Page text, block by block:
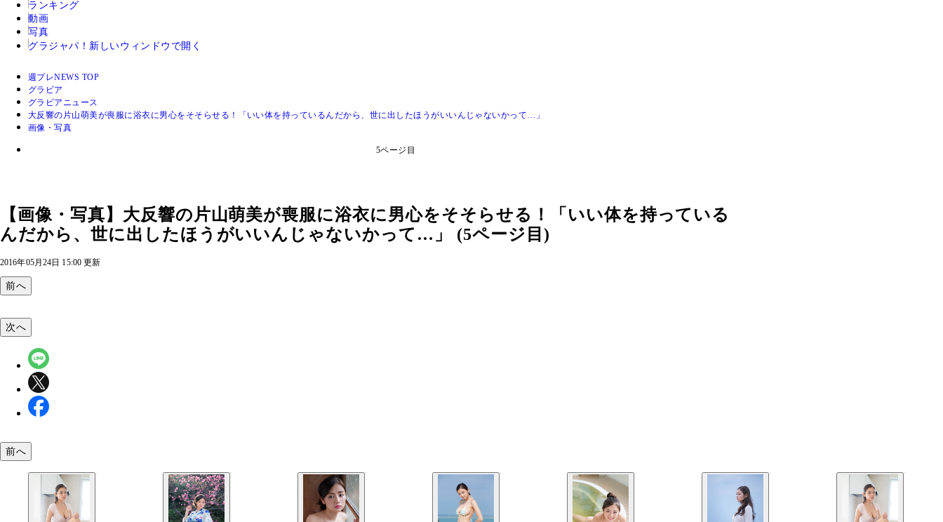
ランキング
動画
写真
グラジャパ！ 新しいウィンドウで開く
週プレNEWS TOP
グラビア
グラビアニュース
大反響の片山萌美が喪服に浴衣に男心をそそらせる！「いい体を持っているんだから、世に出したほうがいいんじゃないかって…」
画像・写真
5ページ目
【画像・写真】大反響の片山萌美が喪服に浴衣に男心をそそらせる！「いい体を持っている
んだから、世に出したほうがいいんじゃないかって…」 (5ページ目)
2016年05月24日 15:00 更新
前へ
次へ
前へ